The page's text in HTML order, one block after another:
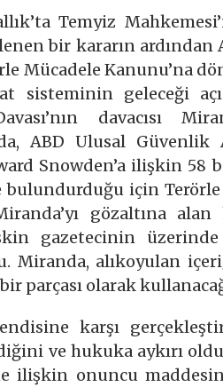
Temyiz
bir kararın ardından
Mücadele Kanunu’na
sisteminin geleceği
davacısı
ABD Ulusal
Snowden’a ilişkin 58
için Terörle
gözaltına
gazetecinin
Miranda, alıkoyulan
parçası olarak
karşı
ve hukuka aykırı
ilişkin onuncu